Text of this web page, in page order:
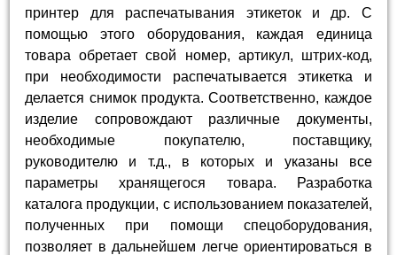
принтер для распечатывания этикеток и др. С
помощью этого оборудования, каждая единица
товара обретает свой номер, артикул, штрих-код,
при необходимости распечатывается этикетка и
делается снимок продукта. Соответственно, каждое
изделие сопровождают различные документы,
необходимые покупателю, поставщику,
руководителю и т.д., в которых и указаны все
параметры хранящегося товара. Разработка
каталога продукции, с использованием показателей,
полученных при помощи спецоборудования,
позволяет в дальнейшем легче ориентироваться в